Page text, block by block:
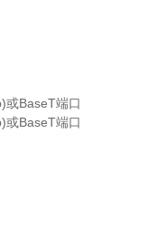
或BaseT端口
或BaseT端口